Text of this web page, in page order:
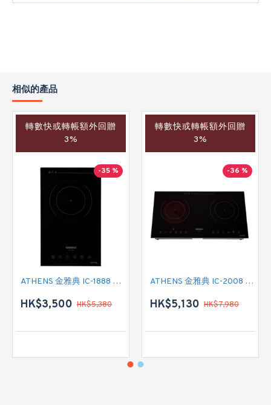
相似的產品
轉數快或轉帳額外回贈
3%
-35 %
ATHENS 金雅典 IC-1888 單頭電磁爐
HK$3,500 HK$5,380
轉數快或轉帳額外回贈
3%
-36 %
ATHENS 金雅典 IC-2008 雙頭電磁/電陶二合一
HK$5,130 HK$7,980